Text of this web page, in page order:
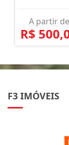
A partir de
R$
F3 IMÓVEIS